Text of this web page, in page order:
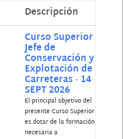
Descripción
Curso Superior
Jefe de
Conservación y
Explotación de
Carreteras · 14
SEPT 2026
El principal objetivo del
presente Curso Superior
es dotar de la formación
necesaria a